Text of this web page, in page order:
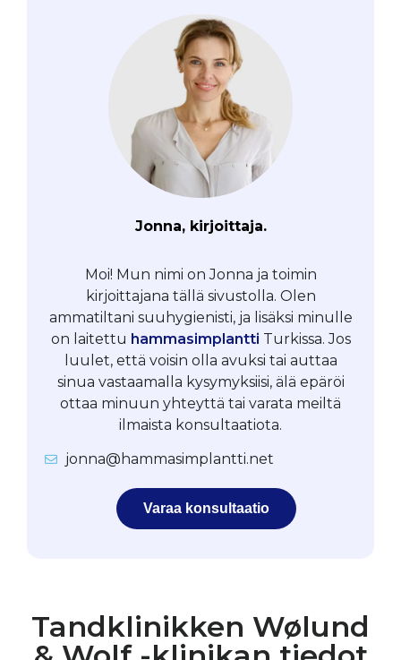
Jonna, kirjoittaja.
Moi! Mun nimi on Jonna ja toimin
kirjoittajana tällä sivustolla. Olen
ammatiltani suuhygienisti, ja lisäksi minulle
on laitettu hammasimplantti Turkissa. Jos
luulet, että voisin olla avuksi tai auttaa
sinua vastaamalla kysymyksiisi, älä epäröi
ottaa minuun yhteyttä tai varata meiltä
ilmaista konsultaatiota.
jonna@hammasimplantti.net
Varaa konsultaatio
Tandklinikken Wølund